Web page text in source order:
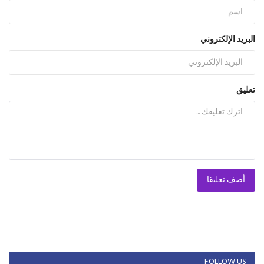
البريد الإلكتروني
تعليق
أضف تعليقا